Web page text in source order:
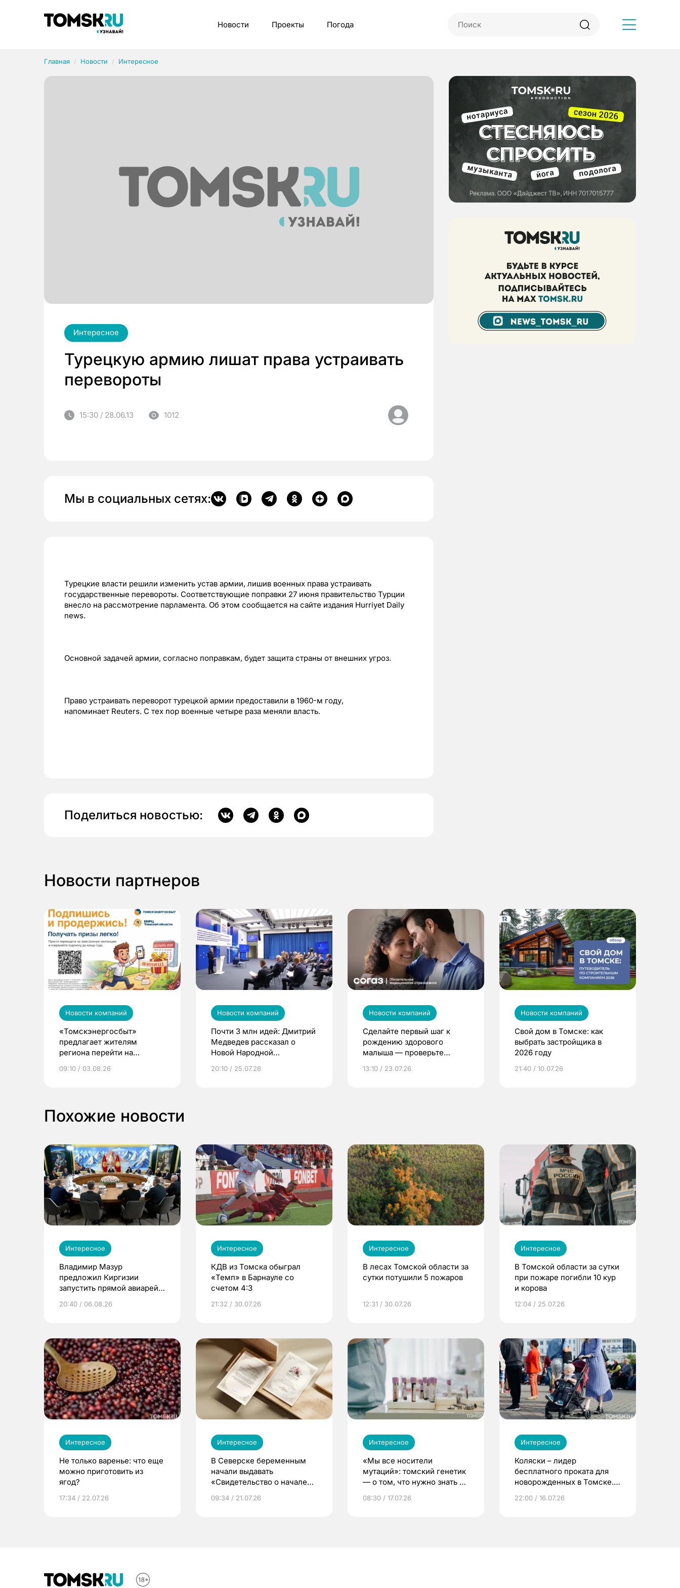
Новости Проекты Погода
Главная Новости Интересное
Интересное
Турецкую армию лишат права устраивать
перевороты
15:30 / 28.06.13 1012
Мы в социальных сетях:
Турецкие власти решили изменить устав армии, лишив военных права устраивать
государственные перевороты. Соответствующие поправки 27 июня правительство Турции
внесло на рассмотрение парламента. Об этом сообщается на сайте издания Hurriyet Daily
news.
Основной задачей армии, согласно поправкам, будет защита страны от внешних угроз.
Право устраивать переворот турецкой армии предоставили в 1960-м году,
напоминает Reuters. С тех пор военные четыре раза меняли власть.
Поделиться новостью:
Новости партнеров
Новости компаний
«Томскэнергосбыт»
предлагает жителям
региона перейти на
выиграть призы
09:10 / 03.08.26
Новости компаний
Почти 3 млн идей: Дмитрий
Медведев рассказал о
Новой Народной
20:10 / 25.07.26
Новости компаний
Сделайте первый шаг к
рождению здорового
малыша — проверьте
по ОМС!
13:10 / 23.07.26
Новости компаний
Свой дом в Томске: как
выбрать застройщика в
2026 году
21:40 / 10.07.26
Похожие новости
Интересное
Владимир Мазур
предложил Киргизии
запустить прямой авиарейс
20:40 / 06.08.26
Интересное
КДВ из Томска обыграл
«Темп» в Барнауле со
счетом 4:3
21:32 / 30.07.26
Интересное
В лесах Томской области за
сутки потушили 5 пожаров
12:31 / 30.07.26
Интересное
В Томской области за сутки
при пожаре погибли 10 кур
и корова
12:04 / 25.07.26
Интересное
Не только варенье: что еще
можно приготовить из
ягод?
17:34 / 22.07.26
Интересное
В Северске беременным
начали выдавать
«Свидетельство о начале
09:34 / 21.07.26
Интересное
«Мы все носители
мутаций»: томский генетик
— о том, что нужно знать до
08:30 / 17.07.26
Интересное
Коляски – лидер
бесплатного проката для
новорожденных в Томске.
22:00 / 16.07.26
Рубрики